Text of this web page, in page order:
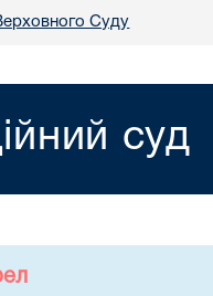
Суду
суд